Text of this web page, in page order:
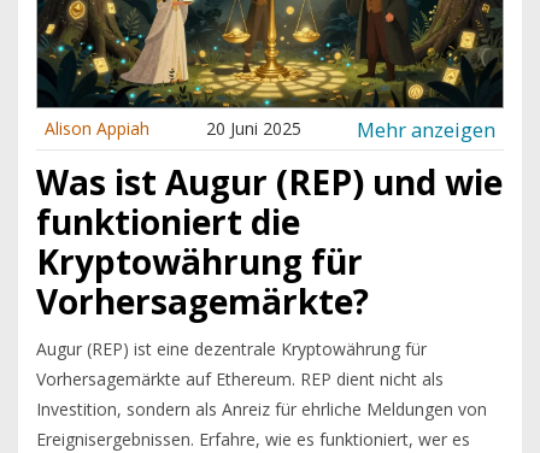
Alison Appiah 20 Juni 2025 Mehr anzeigen
Was ist Augur (REP) und wie
funktioniert die
Kryptowährung für
Vorhersagemärkte?
Augur (REP) ist eine dezentrale Kryptowährung für
Vorhersagemärkte auf Ethereum. REP dient nicht als
Investition, sondern als Anreiz für ehrliche Meldungen von
Ereignisergebnissen. Erfahre, wie es funktioniert, wer es